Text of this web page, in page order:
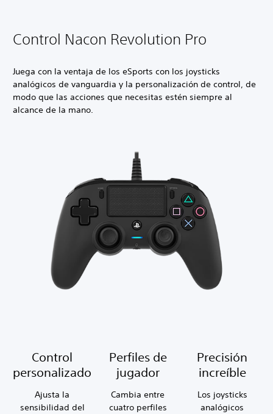
Control Nacon Revolution Pro
Juega con la ventaja de los eSports con los joysticks
analógicos de vanguardia y la personalización de control, de
modo que las acciones que necesitas estén siempre al
alcance de la mano.
Control
personalizado
Ajusta la
sensibilidad del
Perfiles de
jugador
Cambia entre
cuatro perfiles
Precisión
increíble
Los joysticks
analógicos